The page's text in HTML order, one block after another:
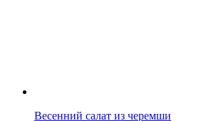
Весенний салат из черемши